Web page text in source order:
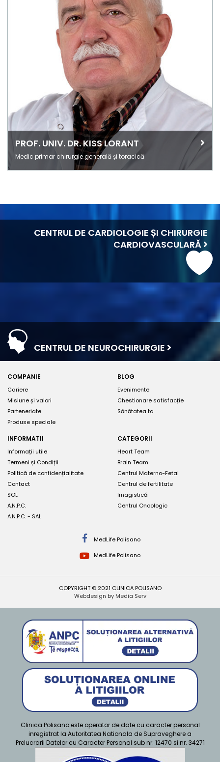
PROF. UNIV. DR. KISS LORANT
Medic primar chirurgie generală și toracică
CENTRUL DE CARDIOLOGIE ȘI CHIRURGIE
CARDIOVASCULARĂ
CENTRUL DE NEUROCHIRURGIE
COMPANIE
Cariere
Misiune și valori
Parteneriate
Produse speciale
BLOG
Evenimente
Chestionare satisfacție
Sănătatea ta
INFORMATII
Informații utile
Termeni și Condiții
Politică de confidențialitate
Contact
SOL
A.N.P.C.
A.N.P.C. - SAL
CATEGORII
Heart Team
Brain Team
Centrul Materno-Fetal
Centrul de fertilitate
Imagistică
Centrul Oncologic
MedLife Polisano
MedLife Polisano
COPYRIGHT © 2021 CLINICA POLISANO
Webdesign by Media Serv
Clinica Polisano este operator de date cu caracter personal
inregistrat la Autoritatea Nationala de Supraveghere a
Prelucrarii Datelor cu Caracter Personal sub nr. 12470 si nr. 34271